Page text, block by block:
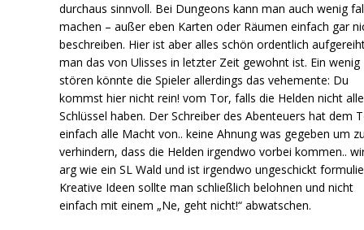
durchaus sinnvoll. Bei Dungeons kann man auch wenig
machen – außer eben Karten oder Räumen einfach gar
beschreiben. Hier ist aber alles schön ordentlich
man das von Ulisses in letzter Zeit gewohnt ist. Ein wenig
stören könnte die Spieler allerdings das vehemente: Du
kommst hier nicht rein! vom Tor, falls die Helden nicht alle
Schlüssel haben. Der Schreiber des Abenteuers hat dem
einfach alle Macht von.. keine Ahnung was gegeben um
verhindern, dass die Helden irgendwo vorbei kommen..
arg wie ein SL Wald und ist irgendwo ungeschickt
Kreative Ideen sollte man schließlich belohnen und nicht
einfach mit einem „Ne, geht nicht!“ abwatschen.